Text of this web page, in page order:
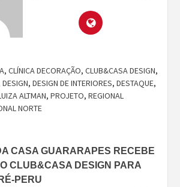
, CLÍNICA DECORAÇÃO, CLUB&CASA DESIGN,
DESIGN, DESIGN DE INTERIORES, DESTAQUE,
ALTMAN, PROJETO, REGIONAL
NORTE
CASA GUARARAPES RECEBE
CLUB&CASA DESIGN PARA
PERU